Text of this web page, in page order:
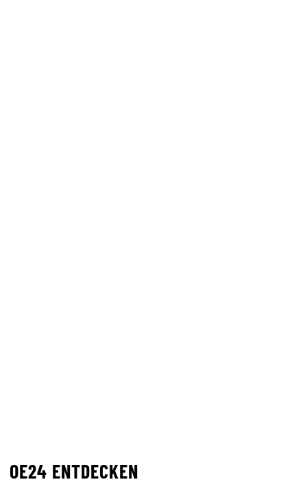
OE24 ENTDECKEN